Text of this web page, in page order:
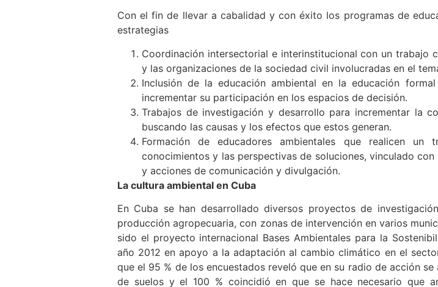
Con el fin de llevar a cabalidad y con éxito los programas de
estrategias
Coordinación intersectorial e interinstitucional con un
y las organizaciones de la sociedad civil involucradas en el
Inclusión de la educación ambiental en la educación
incrementar su participación en los espacios de decisión.
Trabajos de investigación y desarrollo para incrementar la
buscando las causas y los efectos que estos generan.
Formación de educadores ambientales que realicen
conocimientos y las perspectivas de soluciones, vinculado
y acciones de comunicación y divulgación.
La cultura ambiental en Cuba
En Cuba se han desarrollado diversos proyectos de
producción agropecuaria, con zonas de intervención en varios
sido el proyecto internacional Bases Ambientales para la
año 2012 en apoyo a la adaptación al cambio climático en el
que el 95 % de los encuestados reveló que en su radio de acción
de suelos y el 100 % coincidió en que se hace necesario que